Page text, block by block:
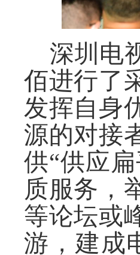
深圳电
佰进行了
发挥自身
源的对接
供“供应
质服务，
等论坛或
游，建成